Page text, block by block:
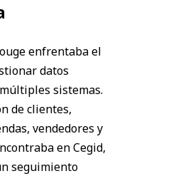
enfrentaba el
datos
sistemas.
de clientes,
vendedores y
en Cegid,
seguimiento